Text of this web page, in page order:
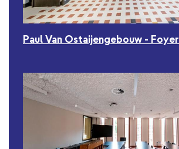
Paul Van Ostaijengebouw - Foyer